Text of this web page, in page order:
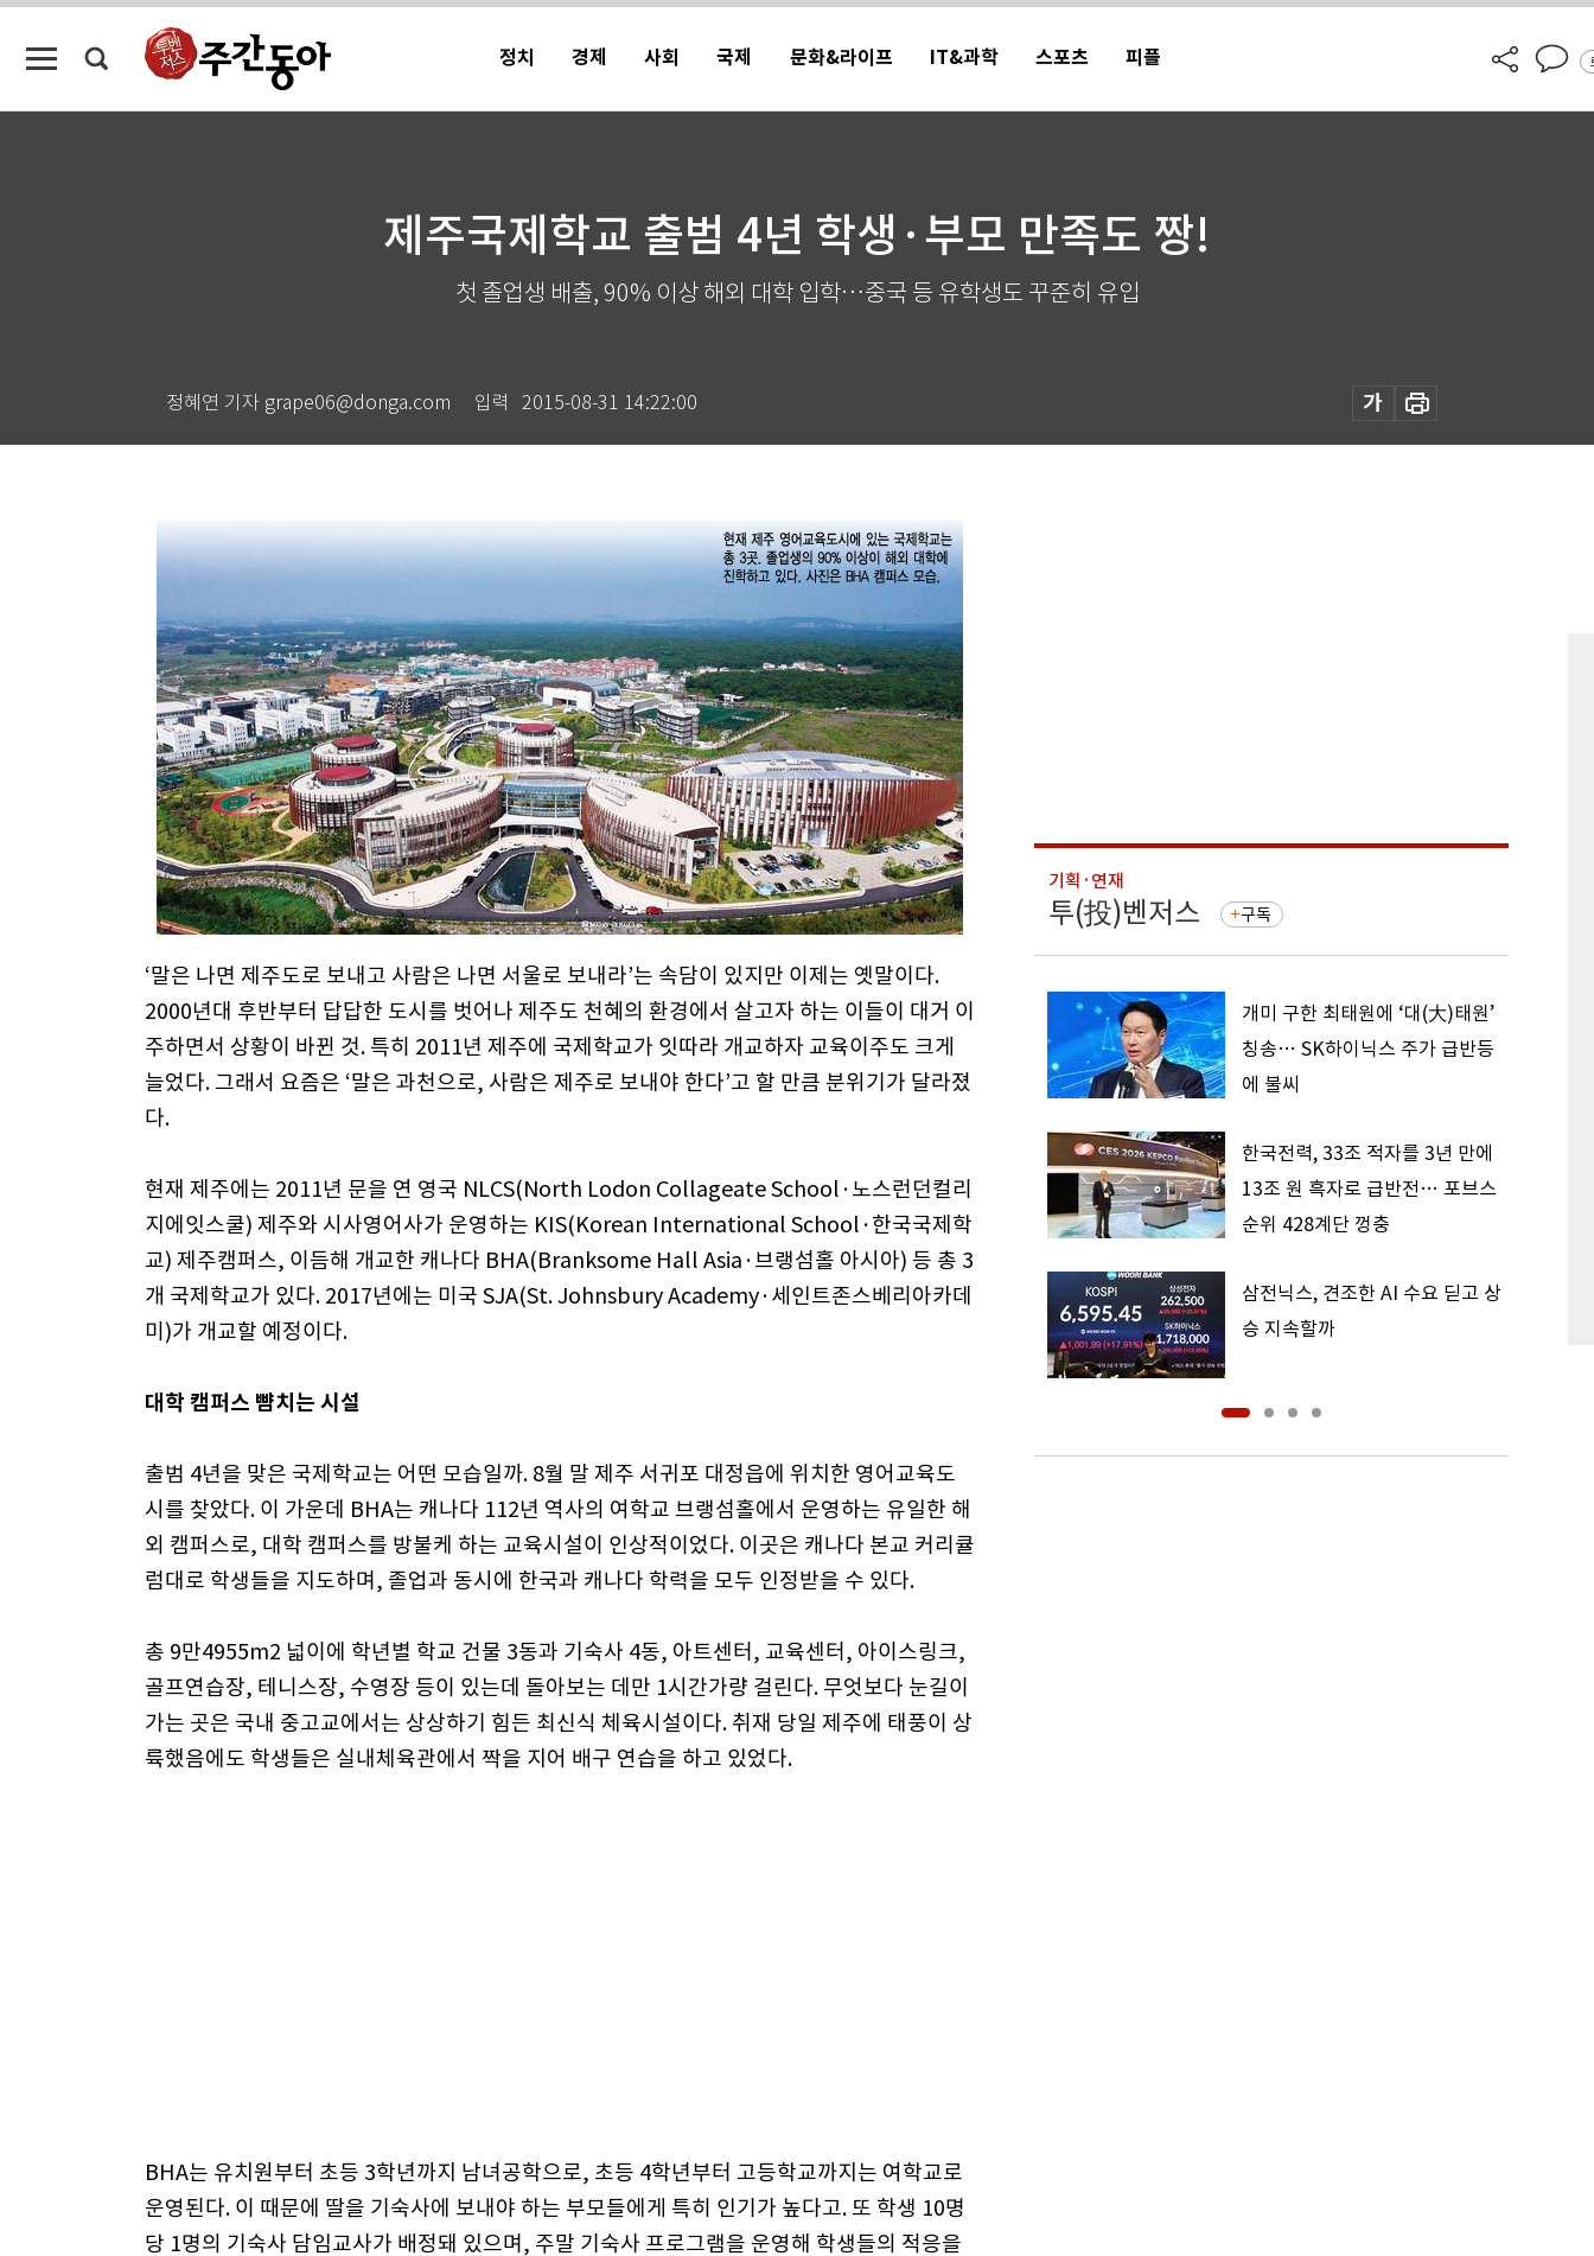
정치 경제 사회 국제 문화&라이프 IT&과학 스포츠 피플
제주국제학교 출범 4년 학생·부모 만족도 짱!
첫 졸업생 배출, 90% 이상 해외 대학 입학…중국 등 유학생도 꾸준히 유입
정혜연 기자 grape06@donga.com 입력 2015-08-31 14:22:00
‘말은 나면 제주도로 보내고 사람은 나면 서울로 보내라’는 속담이 있지만 이제는 옛말이다.
2000년대 후반부터 답답한 도시를 벗어나 제주도 천혜의 환경에서 살고자 하는 이들이 대거 이
주하면서 상황이 바뀐 것. 특히 2011년 제주에 국제학교가 잇따라 개교하자 교육이주도 크게
늘었다. 그래서 요즘은 ‘말은 과천으로, 사람은 제주로 보내야 한다’고 할 만큼 분위기가 달라졌
다.
현재 제주에는 2011년 문을 연 영국 NLCS(North Lodon Collageate School·노스런던컬리
지에잇스쿨) 제주와 시사영어사가 운영하는 KIS(Korean International School·한국국제학
교) 제주캠퍼스, 이듬해 개교한 캐나다 BHA(Branksome Hall Asia·브랭섬홀 아시아) 등 총 3
개 국제학교가 있다. 2017년에는 미국 SJA(St. Johnsbury Academy·세인트존스베리아카데
미)가 개교할 예정이다.
대학 캠퍼스 뺨치는 시설
출범 4년을 맞은 국제학교는 어떤 모습일까. 8월 말 제주 서귀포 대정읍에 위치한 영어교육도
시를 찾았다. 이 가운데 BHA는 캐나다 112년 역사의 여학교 브랭섬홀에서 운영하는 유일한 해
외 캠퍼스로, 대학 캠퍼스를 방불케 하는 교육시설이 인상적이었다. 이곳은 캐나다 본교 커리큘
럼대로 학생들을 지도하며, 졸업과 동시에 한국과 캐나다 학력을 모두 인정받을 수 있다.
총 9만4955m2 넓이에 학년별 학교 건물 3동과 기숙사 4동, 아트센터, 교육센터, 아이스링크,
골프연습장, 테니스장, 수영장 등이 있는데 돌아보는 데만 1시간가량 걸린다. 무엇보다 눈길이
가는 곳은 국내 중고교에서는 상상하기 힘든 최신식 체육시설이다. 취재 당일 제주에 태풍이 상
륙했음에도 학생들은 실내체육관에서 짝을 지어 배구 연습을 하고 있었다.
BHA는 유치원부터 초등 3학년까지 남녀공학으로, 초등 4학년부터 고등학교까지는 여학교로
운영된다. 이 때문에 딸을 기숙사에 보내야 하는 부모들에게 특히 인기가 높다고. 또 학생 10명
당 1명의 기숙사 담임교사가 배정돼 있으며, 주말 기숙사 프로그램을 운영해 학생들의 적응을
기획·연재
투(投)벤저스 구독
개미 구한 최태원에 ‘대(大)태원’
칭송… SK하이닉스 주가 급반등
에 불씨
한국전력, 33조 적자를 3년 만에
13조 원 흑자로 급반전… 포브스
순위 428계단 껑충
삼전닉스, 견조한 AI 수요 딛고 상
승 지속할까